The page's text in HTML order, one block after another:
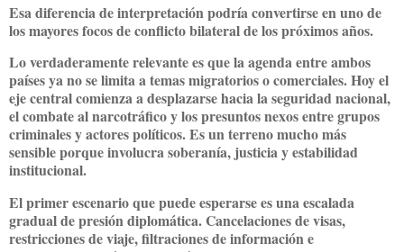
Esa diferencia de interpretación podría convertirse en uno de
los mayores focos de conflicto bilateral de los próximos años.
Lo verdaderamente relevante es que la agenda entre ambos
países ya no se limita a temas migratorios o comerciales. Hoy el
eje central comienza a desplazarse hacia la seguridad nacional,
el combate al narcotráfico y los presuntos nexos entre grupos
criminales y actores políticos. Es un terreno mucho más
sensible porque involucra soberanía, justicia y estabilidad
institucional.
El primer escenario que puede esperarse es una escalada
gradual de presión diplomática. Cancelaciones de visas,
restricciones de viaje, filtraciones de información e